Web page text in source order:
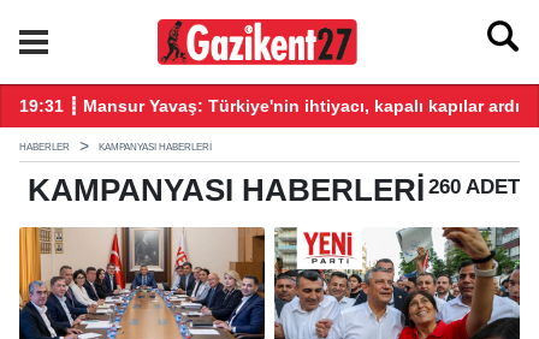
katkı vereceğiz!
19:31 ┋ Mansur Yavaş: Türkiye'nin ihtiyacı, kapalı kapılar
HABERLER KAMPANYASI HABERLERI
KAMPANYASI HABERLERI 260 ADET